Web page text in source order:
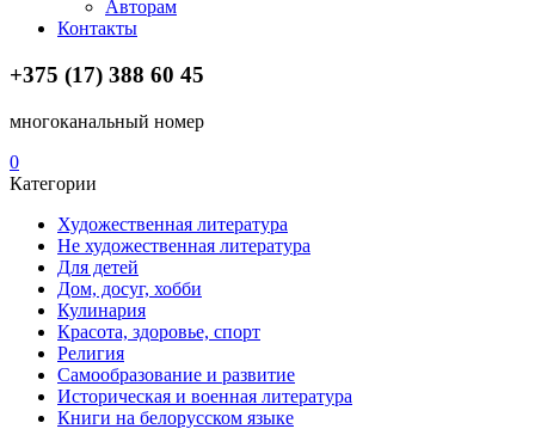
Авторам
Контакты
+375 (17) 388 60 45
многоканальный номер
0
Категории
Художественная литература
Не художественная литература
Для детей
Дом, досуг, хобби
Кулинария
Красота, здоровье, спорт
Религия
Самообразование и развитие
Историческая и военная литература
Книги на белорусском языке